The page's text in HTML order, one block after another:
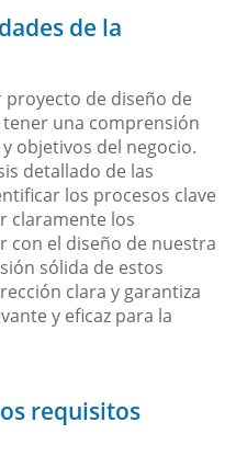
de la
de diseño de
una comprensión
objetivos del negocio.
detallado de las
los procesos clave
claramente los
con el diseño de nuestra
sólida de estos
clara y garantiza
y eficaz para la
requisitos